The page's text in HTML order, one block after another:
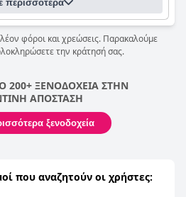
εξαιρετική επιλογή για ταξιδιώτες
που αναζητούν βασικά αλλά
σε μια εξαιρετική τοποθεσία.
περισσότερα
φόροι και χρεώσεις. Παρακαλούμε
την κράτησή σας.
200+ ΞΕΝΟΔΟΧΕΙΑ ΣΤΗΝ
ΑΠΟΣΤΑΣΗ
ξενοδοχεία
που αναζητούν οι χρήστες: